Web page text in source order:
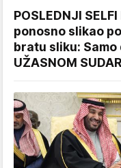
POSLEDNJI
ponosno slikao
bratu sliku: Samo
UŽASNOM